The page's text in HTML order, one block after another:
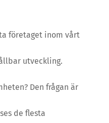
företaget inom vårt
utveckling.
Den frågan är
de flesta